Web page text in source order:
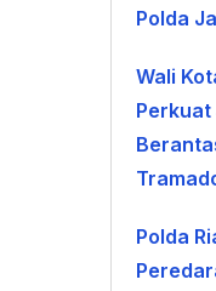
Polda
Wali
Perkuat
Polda